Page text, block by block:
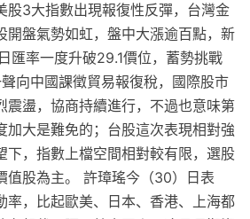
股3大指數出現報復性反彈，台灣金
開盤氣勢如虹，盤中大漲逾百點，新
匯率一度升破29.1價位，蓄勢挑戰
向中國課徵貿易報復稅，國際股市
震盪，協商持續進行，不過也意味第
加大是難免的；台股這次表現相對強
下，指數上檔空間相對較有限，選股
值股為主。 許璋瑤今（30）日表
率，比起歐美、日本、香港、上海都